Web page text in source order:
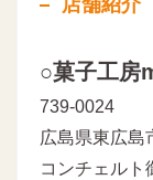
店舗紹介
○菓子工房
739-0024
広島県東広島
コンチェルト